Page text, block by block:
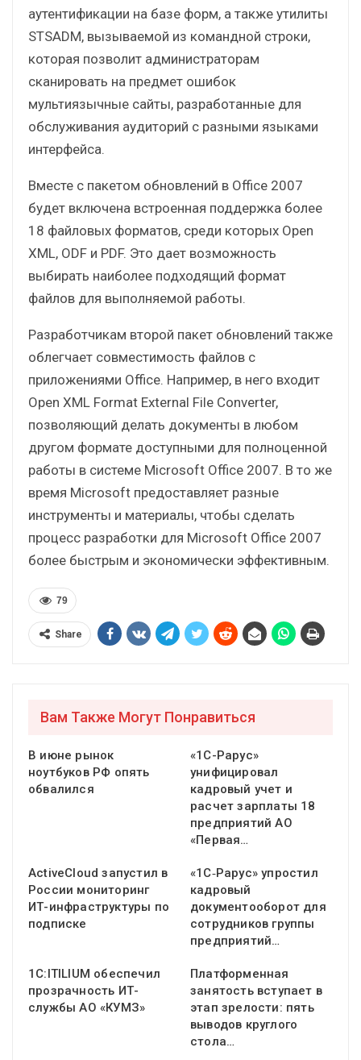
аутентификации на базе форм, а также утилиты
STSADM, вызываемой из командной строки,
которая позволит администраторам
сканировать на предмет ошибок
мультиязычные сайты, разработанные для
обслуживания аудиторий с разными языками
интерфейса.
Вместе с пакетом обновлений в Office 2007
будет включена встроенная поддержка более
18 файловых форматов, среди которых Open
XML, ODF и PDF. Это дает возможность
выбирать наиболее подходящий формат
файлов для выполняемой работы.
Разработчикам второй пакет обновлений также
облегчает совместимость файлов с
приложениями Office. Например, в него входит
Open XML Format External File Converter,
позволяющий делать документы в любом
другом формате доступными для полноценной
работы в системе Microsoft Office 2007. В то же
время Microsoft предоставляет разные
инструменты и материалы, чтобы сделать
процесс разработки для Microsoft Office 2007
более быстрым и экономически эффективным.
79
Share
Вам Также Могут Понравиться
В июне рынок
ноутбуков РФ опять
обвалился
«1С-Рарус»
унифицировал
кадровый учет и
расчет зарплаты 18
предприятий АО
«Первая…
ActiveCloud запустил в
России мониторинг
ИТ-инфраструктуры по
подписке
«1С‑Рарус» упростил
кадровый
документооборот для
сотрудников группы
предприятий…
1С:ITILIUM обеспечил
прозрачность ИТ-
службы АО «КУМЗ»
Платформенная
занятость вступает в
этап зрелости: пять
выводов круглого
стола…